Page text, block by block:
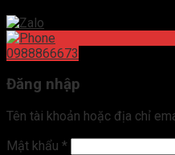
0988866673
Đăng nhập
Tên tài khoản hoặc địa chỉ
Mật khẩu *